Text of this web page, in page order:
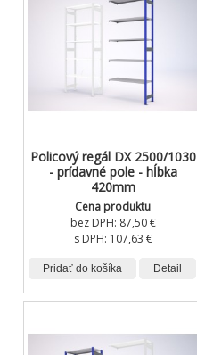
Policový regál DX 2500/1030
- prídavné pole - hĺbka
420mm
Cena produktu
bez DPH: 87,50 €
s DPH: 107,63 €
Pridať do košíka Detail